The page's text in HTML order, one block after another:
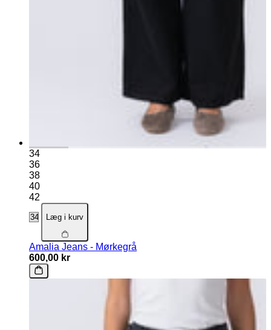
34
36
38
40
42
Læg i kurv
Amalia Jeans - Mørkegrå
600,00 kr